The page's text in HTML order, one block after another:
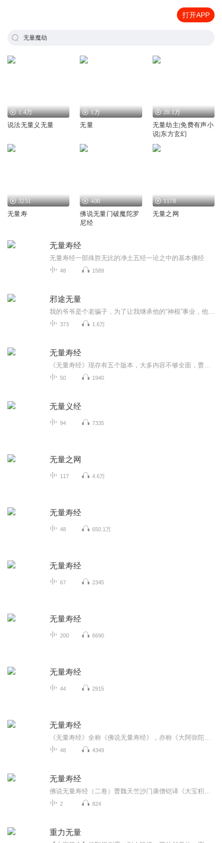
打开APP
无量魔劫
1.4万
说法无量义无量
1万
无量
20.1万
无量劫主|免费有声小
说|东方玄幻
3251
无量寿
400
佛说无量门破魔陀罗
尼经
1178
无量之网
无量寿经
无量寿经一部殊胜无比的净土五经一论之中的基本佛经
48 1589
邪途无量
373 1.6万
无量寿经
50 1940
无量义经
94 7335
无量之网
117 4.6万
无量寿经
48 650.1万
无量寿经
67 2345
无量寿经
200 6690
无量寿经
44 2915
无量寿经
48 4349
无量寿经
2 824
重力无量